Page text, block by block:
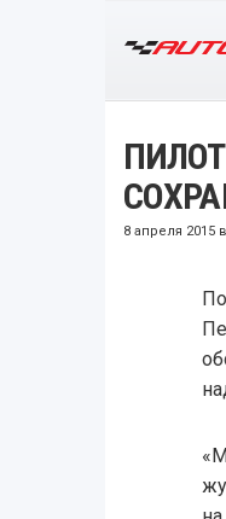
ПИЛОТ
8 апреля 2015